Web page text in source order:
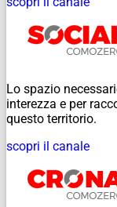
Lo spazio
interezza e per
questo territorio.
scopri il canale